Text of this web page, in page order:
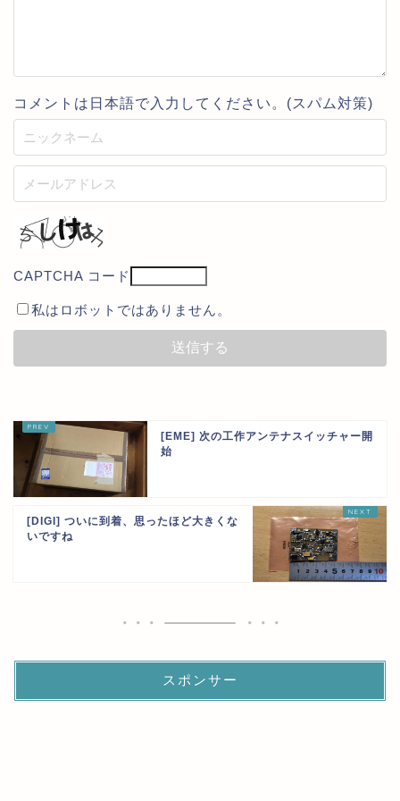
コメントは日本語で入力してください。(スパム対策)
CAPTCHA コード
私はロボットではありません。
[EME] 次の工作アンテナスイッチャー開
始
[DIGI] ついに到着、思ったほど大きくな
いですね
スポンサー